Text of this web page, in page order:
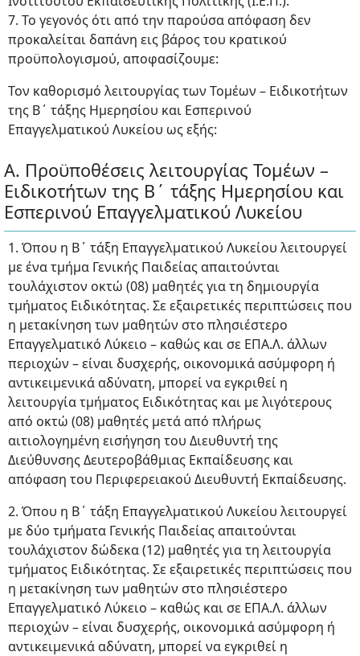
7. Το γεγονός ότι από την παρούσα απόφαση δεν
προκαλείται δαπάνη εις βάρος του κρατικού
προϋπολογισμού, αποφασίζουμε:
Τον καθορισμό λειτουργίας των Τομέων – Ειδικοτήτων
της Β΄ τάξης Ημερησίου και Εσπερινού
Επαγγελματικού Λυκείου ως εξής:
Α. Προϋποθέσεις λειτουργίας Τομέων –
Ειδικοτήτων της Β΄ τάξης Ημερησίου και
Εσπερινού Επαγγελματικού Λυκείου
1. Όπου η Β΄ τάξη Επαγγελματικού Λυκείου λειτουργεί
με ένα τμήμα Γενικής Παιδείας απαιτούνται
τουλάχιστον οκτώ (08) μαθητές για τη δημιουργία
τμήματος Ειδικότητας. Σε εξαιρετικές περιπτώσεις που
η μετακίνηση των μαθητών στο πλησιέστερο
Επαγγελματικό Λύκειο – καθώς και σε ΕΠΑ.Λ. άλλων
περιοχών – είναι δυσχερής, οικονομικά ασύμφορη ή
αντικειμενικά αδύνατη, μπορεί να εγκριθεί η
λειτουργία τμήματος Ειδικότητας και με λιγότερους
από οκτώ (08) μαθητές μετά από πλήρως
αιτιολογημένη εισήγηση του Διευθυντή της
Διεύθυνσης Δευτεροβάθμιας Εκπαίδευσης και
απόφαση του Περιφερειακού Διευθυντή Εκπαίδευσης.
2. Όπου η Β΄ τάξη Επαγγελματικού Λυκείου λειτουργεί
με δύο τμήματα Γενικής Παιδείας απαιτούνται
τουλάχιστον δώδεκα (12) μαθητές για τη λειτουργία
τμήματος Ειδικότητας. Σε εξαιρετικές περιπτώσεις που
η μετακίνηση των μαθητών στο πλησιέστερο
Επαγγελματικό Λύκειο – καθώς και σε ΕΠΑ.Λ. άλλων
περιοχών – είναι δυσχερής, οικονομικά ασύμφορη ή
αντικειμενικά αδύνατη, μπορεί να εγκριθεί η